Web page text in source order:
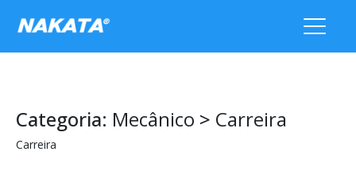
Categoria: Mecânico > Carreira
Carreira